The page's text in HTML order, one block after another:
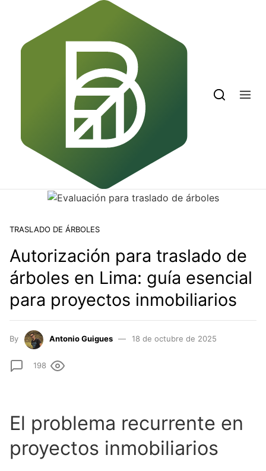
TRASLADO DE ÁRBOLES
Autorización para traslado de
árboles en Lima: guía esencial
para proyectos inmobiliarios
By Antonio Guigues 18 de octubre de 2025
198
El problema recurrente en
proyectos inmobiliarios